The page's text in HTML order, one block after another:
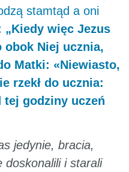
stamtąd a oni
„Kiedy więc Jezus
obok Niej ucznia,
Matki: «Niewiasto,
rzekł do ucznia:
tej godziny uczeń
jedynie, bracia,
doskonalili i starali